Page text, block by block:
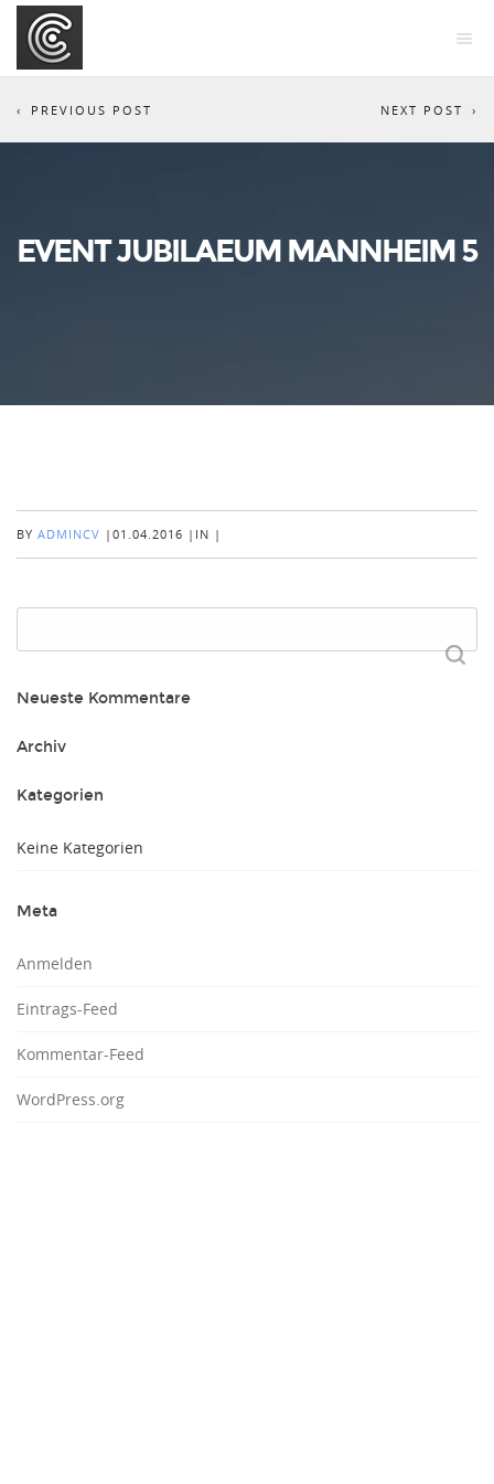
NEXT POST
PREVIOUS POST
EVENT JUBILAEUM MANNHEIM 5
BY ADMINCV | 01.04.2016 | IN |
nach:
Neueste Kommentare
Archiv
Kategorien
Keine Kategorien
Meta
Anmelden
Eintrags-Feed
Kommentar-Feed
WordPress.org